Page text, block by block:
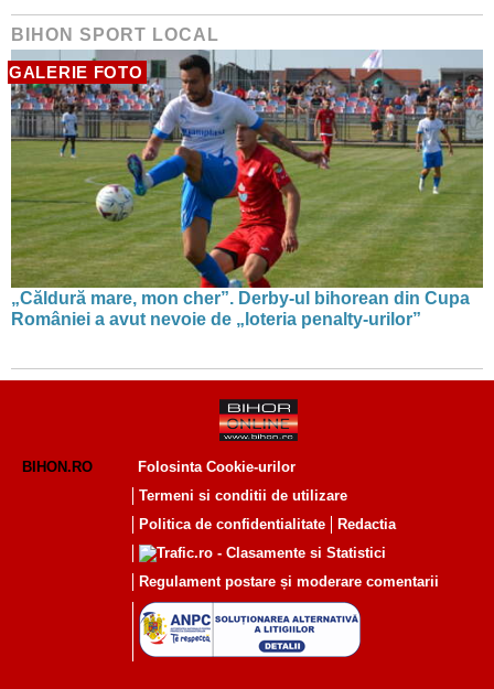
BIHON SPORT LOCAL
GALERIE FOTO
„Căldură mare, mon cher”. Derby-ul bihorean din Cupa
României a avut nevoie de „loteria penalty-urilor”
BIHON.RO
Folosinta Cookie-urilor
Termeni si conditii de utilizare
Politica de confidentialitate
Redactia
Regulament postare și moderare comentarii